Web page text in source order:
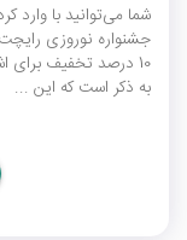
شما می‌توانید با وارد
10 درصد تخفیف برای
به ذکر است که این ...